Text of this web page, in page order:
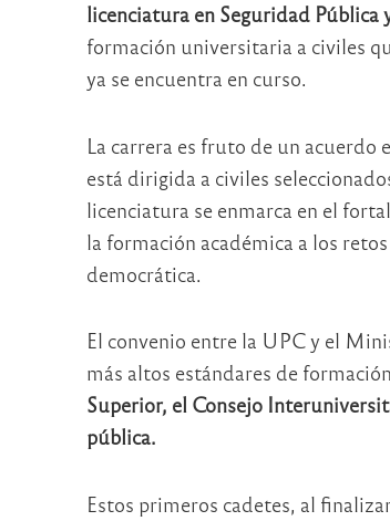
licenciatura en Seguridad
formación universitaria a civiles
ya se encuentra en curso.
La carrera es fruto de un
está dirigida a civiles
licenciatura se enmarca en el
la formación académica a los
democrática.
El convenio entre la UPC y el
más altos estándares de
Superior, el Consejo
pública.
Estos primeros cadetes, al